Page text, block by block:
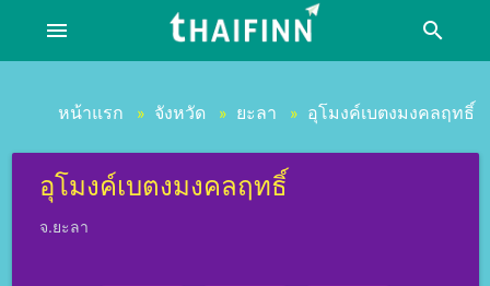
menu search
หน้าแรก » จังหวัด » ยะลา » อุโมงค์เบตงมงคลฤทธิ์
อุโมงค์เบตงมงคลฤทธิ์
จ.ยะลา